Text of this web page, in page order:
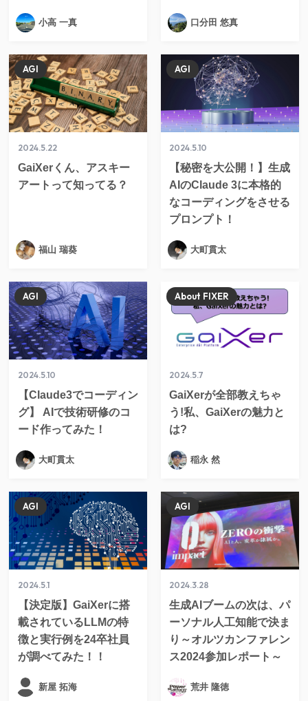
小高 一真 口分田 悠真
2024.5.22
GaiXerくん、アスキー
アートって知ってる？
AGI
福山 瑞葵
2024.5.10
【秘密を大公開！】生成
AIのClaude 3に本格的
なコーディングをさせる
プロンプト！
AGI
大町貫太
2024.5.10
【Claude3でコーディン
グ】 AIで技術研修のコ
ード作ってみた！
AGI
大町貫太
2024.5.7
GaiXerが全部教えちゃ
う!私、GaiXerの魅力と
は?
About FIXER
稲永 然
2024.5.1
【決定版】GaiXerに搭
載されているLLMの特
徴と実行例を24卒社員
が調べてみた！！
AGI
新屋 拓海
2024.3.28
生成AIブームの次は、パ
ーソナル人工知能で決ま
り～オルツカンファレン
ス2024参加レポート～
AGI
荒井 隆徳